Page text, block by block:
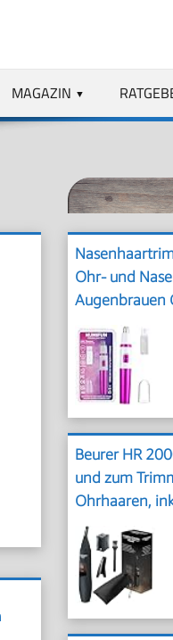
MAGAZIN
Ohr- und
Augenbrauen
Rose Lila
Beurer HR
und zum
Ohrhaaren,